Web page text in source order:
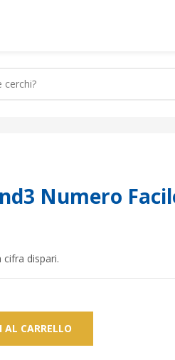
Numero
cifra dispari.
AL CARRELLO